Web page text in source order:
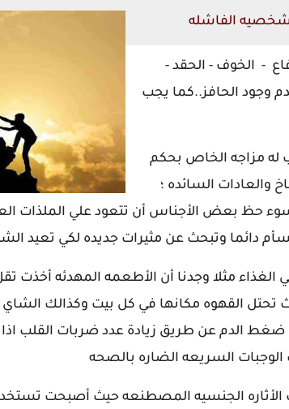
الفاشله
- الخوف - الحقد -
وجود الحافز..كما يجب
مزاجه الخاص بحكم
والعادات السائده ؛
حظ بعض الأجناس أن تتعود علي الملذات
دائما وتبحث عن مثيرات جديده لكي تعيد
الغذاء مثلا وجدنا أن الأطعمه المهدئه أخذت
تحتل القهوه مكانها في كل بيت وكذالك
ضغط الدم عن طريق زيادة عدد ضربات القلب اذا تم
السريعه الضاره بالصحه
الجنسيه المصطنعه حيث أصبحت تستخدم